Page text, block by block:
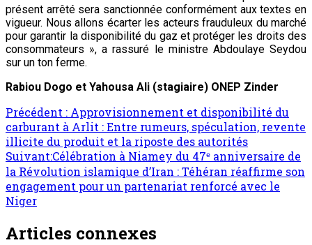
présent arrêté sera sanctionnée conformément aux textes en
vigueur. Nous allons écarter les acteurs frauduleux du marché
pour garantir la disponibilité du gaz et protéger les droits des
consommateurs », a rassuré le ministre Abdoulaye Seydou
sur un ton ferme.
Rabiou Dogo et Yahousa Ali (stagiaire) ONEP Zinder
Précédent : Approvisionnement et disponibilité du
carburant à Arlit : Entre rumeurs, spéculation, revente
illicite du produit et la riposte des autorités
Suivant:Célébration à Niamey du 47ᵉ anniversaire de
la Révolution islamique d’Iran : Téhéran réaffirme son
engagement pour un partenariat renforcé avec le
Niger
Articles connexes